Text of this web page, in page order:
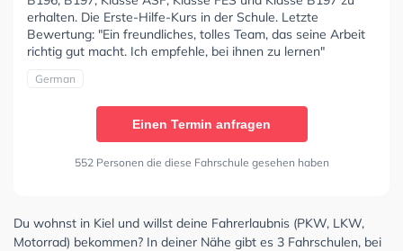
erhalten. Die Erste-Hilfe-Kurs in der Schule. Letzte
Bewertung: "Ein freundliches, tolles Team, das seine Arbeit
richtig gut macht. Ich empfehle, bei ihnen zu lernen"
German
Einen Termin anfragen
552 Personen die diese Fahrschule gesehen haben
Du wohnst in Kiel und willst deine Fahrerlaubnis (PKW, LKW,
Motorrad) bekommen? In deiner Nähe gibt es 3 Fahrschulen, bei